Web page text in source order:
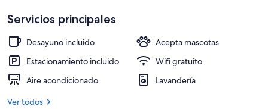
Ropa de cama de alta calidad y
Servicios principales
Desayuno incluido
Acepta mascotas
Estacionamiento incluido
Wifi gratuito
Aire acondicionado
Lavandería
Ver todos